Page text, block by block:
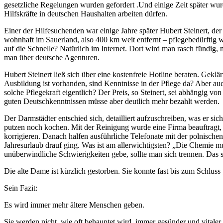
gesetzliche Regelungen wurden gefordert .Und einige Zeit später
Hilfskräfte in deutschen Haushalten arbeiten dürfen.
Einer der Hilfesuchenden war einige Jahre später Hubert Steinert,
wohnhaft im Sauerland, also 400 km weit entfernt – pflegebedürftig
auf die Schnelle? Natürlich im Internet. Dort wird man rasch fündig,
man über deutsche Agenturen.
Hubert Steinert ließ sich über eine kostenfreie Hotline beraten.
Ausbildung ist vorhanden, sind Kenntnisse in der Pflege da? Aber
solche Pflegekraft eigentlich? Der Preis, so Steinert, sei abhängig
guten Deutschkenntnissen müsse aber deutlich mehr bezahlt werden.
Der Darmstädter entschied sich, detailliert aufzuschreiben, was er
putzen noch kochen. Mit der Reinigung wurde eine Firma
korrigieren. Danach halfen ausführliche Telefonate mit der
Jahresurlaub drauf ging. Was ist am allerwichtigsten? „Die Chemie
unüberwindliche Schwierigkeiten gebe, sollte man sich trennen. Das
Die alte Dame ist kürzlich gestorben. Sie konnte fast bis zum
Sein Fazit:
Es wird immer mehr ältere Menschen geben.